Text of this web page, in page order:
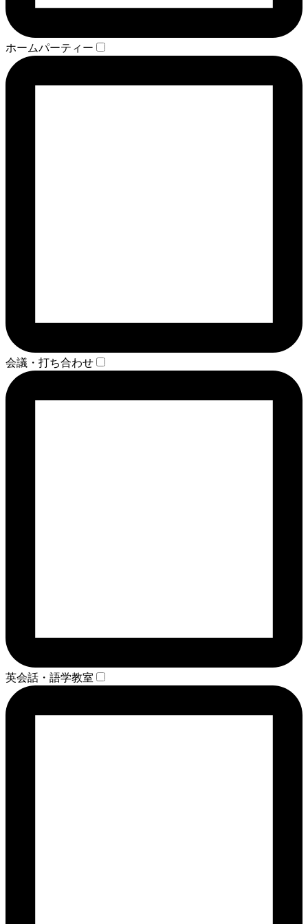
ホームパーティー
会議・打ち合わせ
英会話・語学教室